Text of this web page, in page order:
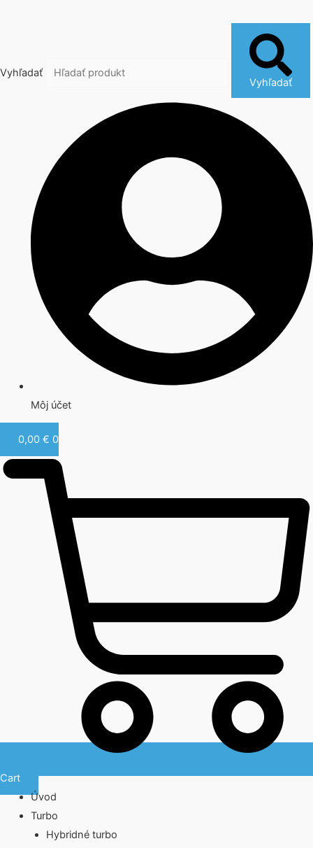
Vyhľadať
Vyhľadať
Môj účet
0,00 € 0
Cart
Úvod
Turbo
Hybridné turbo